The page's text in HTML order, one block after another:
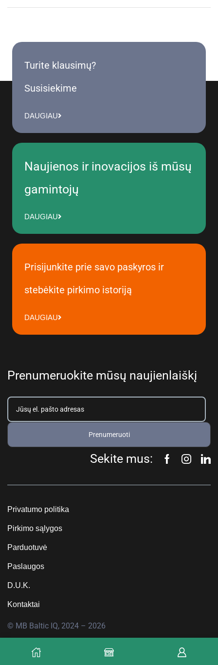
Turite klausimų?
Susisiekime
DAUGIAU
Naujienos ir inovacijos iš mūsų
gamintojų
DAUGIAU
Prisijunkite prie savo paskyros ir
stebėkite pirkimo istoriją
DAUGIAU
Prenumeruokite mūsų naujienlaiškį
Prenumeruoti
Sekite mus:
Privatumo politika
Pirkimo sąlygos
Parduotuvė
Paslaugos
D.U.K.
Kontaktai
© MB Baltic IQ, 2024 – 2026